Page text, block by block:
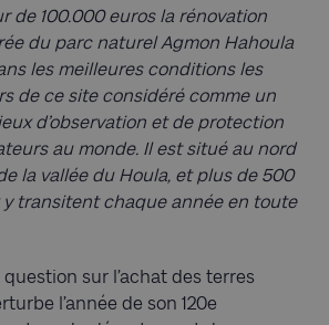
de 100.000 euros la rénovation
du parc naturel Agmon Hahoula
les meilleures conditions les
de ce site considéré comme un
d’observation et de protection
au monde. Il est situé au nord
la vallée du Houla, et plus de 500
y transitent chaque année en toute
sur l’achat des terres
l’année de son 120e